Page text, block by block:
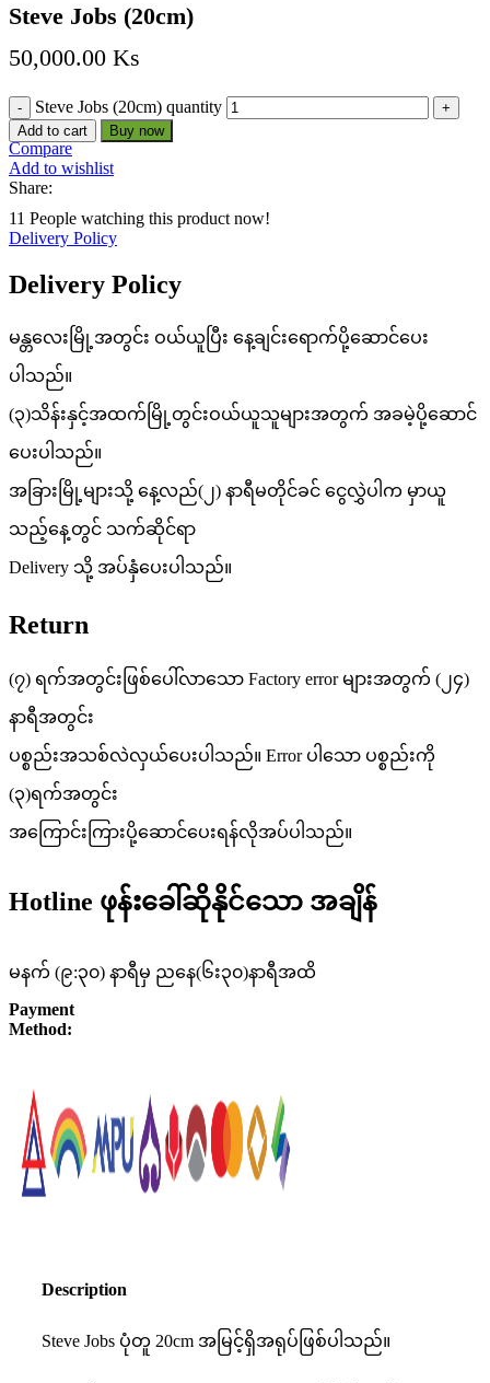
Steve Jobs (20cm)
50,000.00 Ks
Steve Jobs (20cm) quantity
Add to cart Buy now
Compare
Add to wishlist
Share:
11 People watching this product now!
Delivery Policy
Delivery Policy
မန္တလေးမြို့အတွင်း ဝယ်ယူပြီး နေ့ချင်းရောက်ပို့ဆောင်ပေး
ပါသည်။
(၃)သိန်းနှင့်အထက်မြို့တွင်းဝယ်ယူသူများအတွက် အခမဲ့ပို့ဆောင်
ပေးပါသည်။
အခြားမြို့များသို့ နေ့လည်(၂) နာရီမတိုင်ခင် ငွေလွှဲပါက မှာယူ
သည့်နေ့တွင် သက်ဆိုင်ရာ
Delivery သို့ အပ်နှံပေးပါသည်။
Return
(၇) ရက်အတွင်းဖြစ်ပေါ်လာသော Factory error များအတွက် (၂၄)
နာရီအတွင်း
ပစ္စည်းအသစ်လဲလှယ်ပေးပါသည်။ Error ပါသော ပစ္စည်းကို
(၃)ရက်အတွင်း
အကြောင်းကြားပို့ဆောင်ပေးရန်လိုအပ်ပါသည်။
Hotline ဖုန်းခေါ်ဆိုနိုင်သော အချိန်
မနက် (၉:၃၀) နာရီမှ ညနေ(၆း၃၀)နာရီအထိ
Payment
Method:
Description
Steve Jobs ပုံတူ 20cm အမြင့်ရှိအရုပ်ဖြစ်ပါသည်။